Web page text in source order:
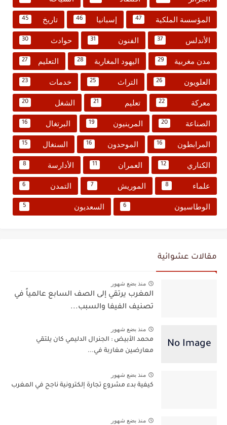
المؤسسة الملكية 47 إسبانيا 46 تاريخ 45
الأندلس 37 الفنون 31 حوادث 30
مدن مغربية 29 اليهود المغاربة 28 التعليم 27
العلويون 26 التراث 25 خدمات 23
معركة 22 تعليم 21 الشغل 20
الصناعة 20 المرينيون 19 البرتغال 16
المرابطون 16 الموحدون 16 السنغال 15
الكناري 12 العمران 11 الأدارسة 8
علماء 8 الموريش 7 التمدن 6
الوطاسيون 6 السعديون 5
مقالات عشوائية
منذ بضع شهور
المغرب يرتقي إلى الصف السابع عالمياً في
تصنيف الفيفا والسبب...
منذ بضع شهور
محمد الأبيض : الجنرال الدليمي كان يلتقي
معارضين مغاربة في...
منذ بضع شهور
كيفية بدء مشروع تجارة إلكترونية ناجح في المغرب
منذ بضع شهور